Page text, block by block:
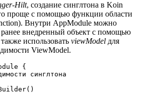
Hilt, создание синглтона в Koin
проще с помощью функции области
Внутри AppModule можно
внедренный объект с помощью
использовать viewModel для
ViewModel.
{
синглтона